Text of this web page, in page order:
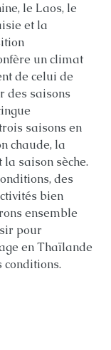
le Laos, le
et la
un climat
de celui de
des saisons
saisons en
chaude, la
saison sèche.
des
bien
ensemble
pour
en Thaïlande